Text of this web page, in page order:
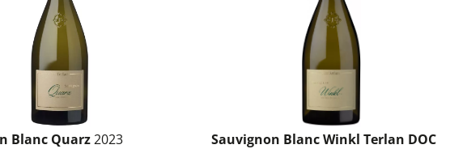
Blanc Quarz2023
Sauvignon Blanc Winkl Terlan DOC